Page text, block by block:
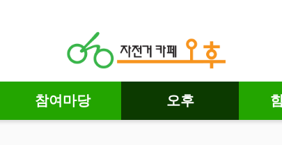
참여마당 오후